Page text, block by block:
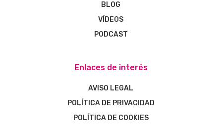
BLOG
VÍDEOS
PODCAST
Enlaces de interés
AVISO LEGAL
POLÍTICA DE PRIVACIDAD
POLÍTICA DE COOKIES